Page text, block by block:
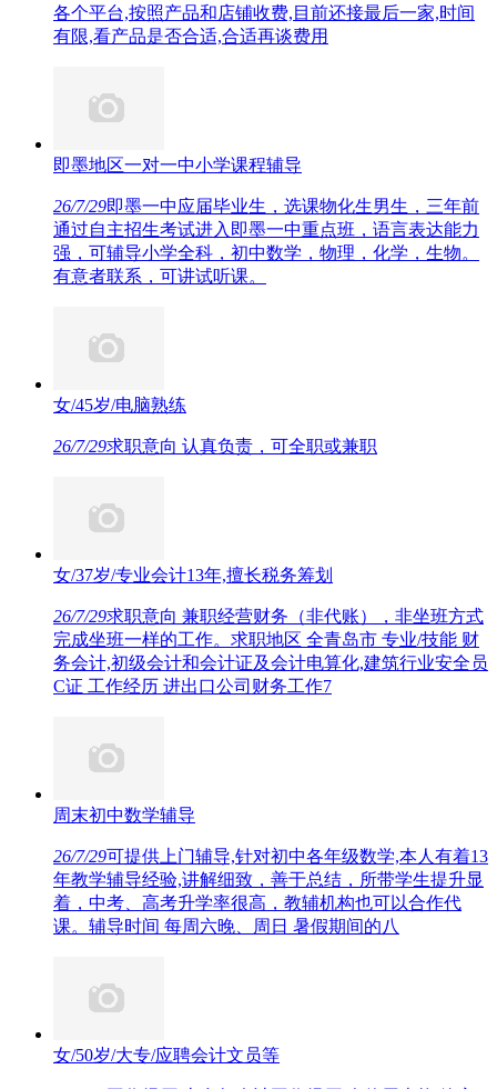
各个平台,按照产品和店铺收费,目前还接最后一家,时间
有限,看产品是否合适,合适再谈费用
即墨地区一对一中小学课程辅导
26/7/29即墨一中应届毕业生，选课物化生男生，三年前
通过自主招生考试进入即墨一中重点班，语言表达能力
强，可辅导小学全科，初中数学，物理，化学，生物。
有意者联系，可讲试听课。
女/45岁/电脑熟练
26/7/29求职意向 认真负责，可全职或兼职
女/37岁/专业会计13年,擅长税务筹划
26/7/29求职意向 兼职经营财务（非代账），非坐班方式
完成坐班一样的工作。求职地区 全青岛市 专业/技能 财
务会计,初级会计和会计证及会计电算化,建筑行业安全员
C证 工作经历 进出口公司财务工作7
周末初中数学辅导
26/7/29可提供上门辅导,针对初中各年级数学,本人有着13
年教学辅导经验,讲解细致，善于总结，所带学生提升显
着，中考、高考升学率很高，教辅机构也可以合作代
课。辅导时间 每周六晚、周日 暑假期间的八
女/50岁/大专/应聘会计文员等